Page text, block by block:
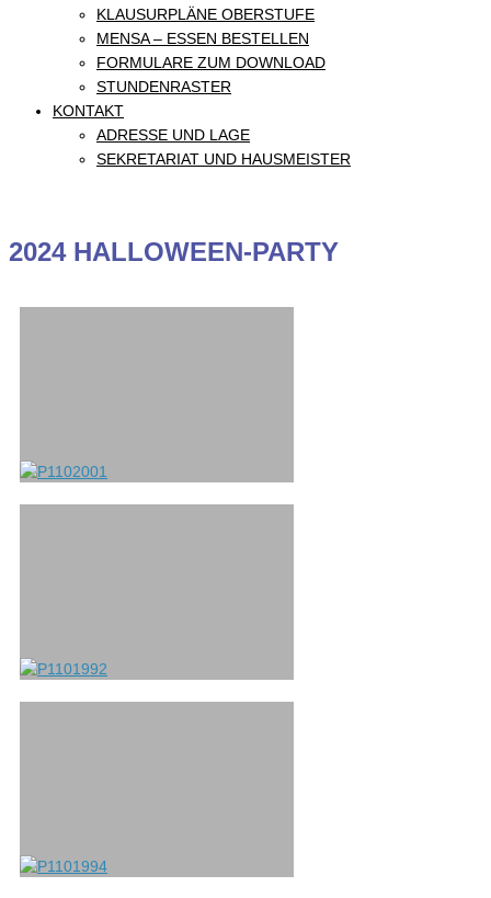
KLAUSURPLÄNE OBERSTUFE
MENSA – ESSEN BESTELLEN
FORMULARE ZUM DOWNLOAD
STUNDENRASTER
KONTAKT
ADRESSE UND LAGE
SEKRETARIAT UND HAUSMEISTER
2024 HALLOWEEN-PARTY